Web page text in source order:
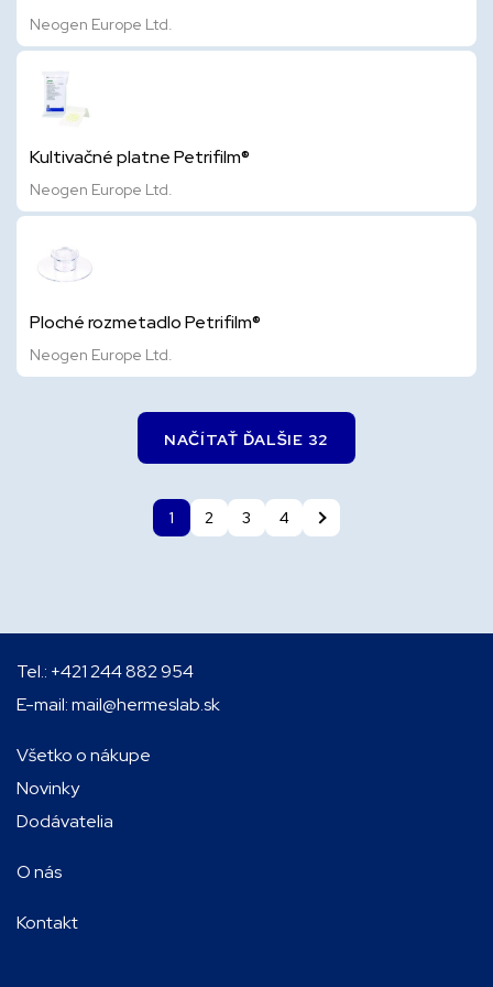
Neogen Europe Ltd.
Kultivačné platne Petrifilm®
Neogen Europe Ltd.
Ploché rozmetadlo Petrifilm®
Neogen Europe Ltd.
NAČÍTAŤ ĎALŠIE 32
1 2 3 4
Tel.: +421 244 882 954
E-mail:mail@hermeslab.sk
Všetko o nákupe
Novinky
Dodávatelia
O nás
Kontakt